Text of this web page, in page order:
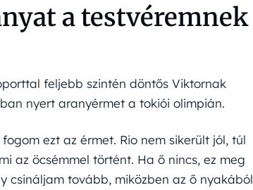
a testvéremnek
feljebb szintén döntős Viktornak
nyert aranyérmet a tokiói olimpián.
ezt az érmet. Rio nem sikerült jól, túl
az öcsémmel történt. Ha ő nincs, ez meg
csináljam tovább, miközben az ő nyakából